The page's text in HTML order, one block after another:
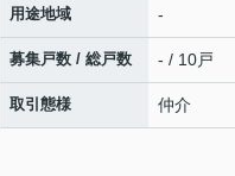
用途地域 -
募集戸数 / 総戸数 - / 10戸
取引態様 仲介